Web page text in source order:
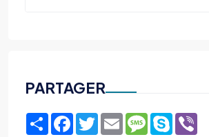
PARTAGER
ShareFacebook
TwitterEmailMessage
Skype